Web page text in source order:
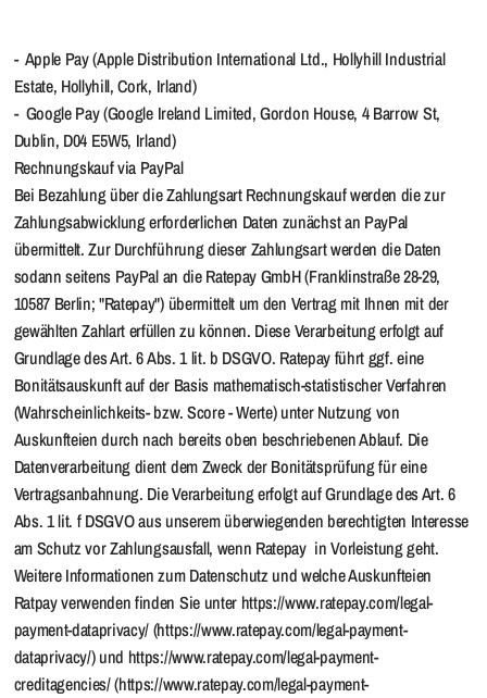
- Apple Pay (Apple Distribution International Ltd., Hollyhill Industrial
Estate, Hollyhill, Cork, Irland)
- Google Pay (Google Ireland Limited, Gordon House, 4 Barrow St,
Dublin, D04 E5W5, Irland)
Rechnungskauf via PayPal
Bei Bezahlung über die Zahlungsart Rechnungskauf werden die zur
Zahlungsabwicklung erforderlichen Daten zunächst an PayPal
übermittelt. Zur Durchführung dieser Zahlungsart werden die Daten
sodann seitens PayPal an die Ratepay GmbH (Franklinstraße 28-29,
10587 Berlin; "Ratepay") übermittelt um den Vertrag mit Ihnen mit der
gewählten Zahlart erfüllen zu können. Diese Verarbeitung erfolgt auf
Grundlage des Art. 6 Abs. 1 lit. b DSGVO. Ratepay führt ggf. eine
Bonitätsauskunft auf der Basis mathematisch-statistischer Verfahren
(Wahrscheinlichkeits- bzw. Score - Werte) unter Nutzung von
Auskunfteien durch nach bereits oben beschriebenen Ablauf. Die
Datenverarbeitung dient dem Zweck der Bonitätsprüfung für eine
Vertragsanbahnung. Die Verarbeitung erfolgt auf Grundlage des Art. 6
Abs. 1 lit. f DSGVO aus unserem überwiegenden berechtigten Interesse
am Schutz vor Zahlungsausfall, wenn Ratepay in Vorleistung geht.
Weitere Informationen zum Datenschutz und welche Auskunfteien
Ratpay verwenden finden Sie unter https://www.ratepay.com/legal-
payment-dataprivacy/ (https://www.ratepay.com/legal-payment-
dataprivacy/) und https://www.ratepay.com/legal-payment-
creditagencies/ (https://www.ratepay.com/legal-payment-